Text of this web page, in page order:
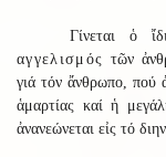
Γίνεται ὁ
αγγελισμός τῶν
γιά τόν ἄνθρωπο, πού
ἁμαρτίας καί ἡ
ἀνανεώνεται εἰς τό